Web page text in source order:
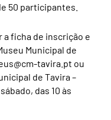
50 participantes.
ficha de inscrição e
Municipal de
tavira.pt ou
de Tavira –
das 10 às